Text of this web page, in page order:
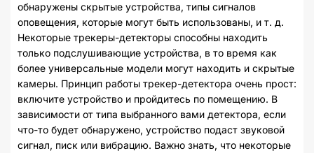
обнаружены скрытые устройства, типы сигналов
оповещения, которые могут быть использованы, и т. д.
Некоторые трекеры-детекторы способны находить
только подслушивающие устройства, в то время как
более универсальные модели могут находить и скрытые
камеры. Принцип работы трекер-детектора очень прост:
включите устройство и пройдитесь по помещению. В
зависимости от типа выбранного вами детектора, если
что-то будет обнаружено, устройство подаст звуковой
сигнал, писк или вибрацию. Важно знать, что некоторые